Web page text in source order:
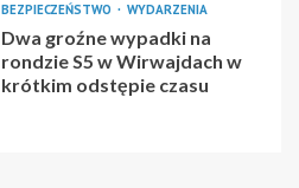
BEZPIECZEŃSTWO WYDARZENIA
Dwa groźne wypadki na
rondzie S5 w Wirwajdach w
krótkim odstępie czasu